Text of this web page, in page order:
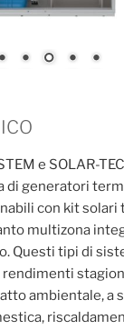
e SOLAR-
di generatori
con kit
multizona
Questi tipi di
ambientale, a